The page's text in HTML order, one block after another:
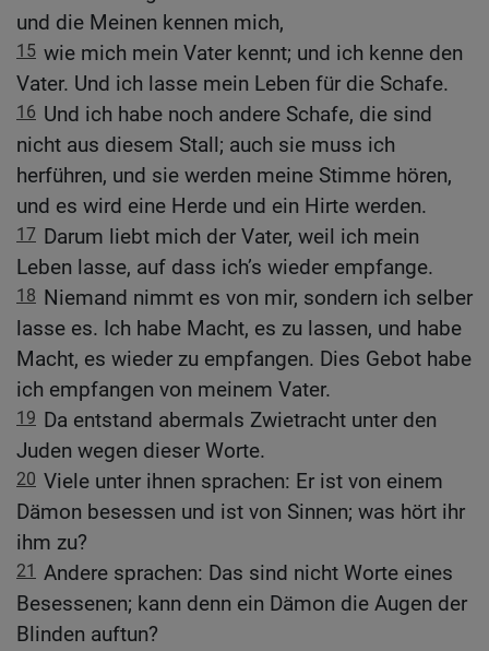
und die Meinen kennen mich,
15 wie mich mein Vater kennt; und ich kenne den
Vater. Und ich lasse mein Leben für die Schafe.
16 Und ich habe noch andere Schafe, die sind
nicht aus diesem Stall; auch sie muss ich
herführen, und sie werden meine Stimme hören,
und es wird eine Herde und ein Hirte werden.
17 Darum liebt mich der Vater, weil ich mein
Leben lasse, auf dass ich’s wieder empfange.
18 Niemand nimmt es von mir, sondern ich selber
lasse es. Ich habe Macht, es zu lassen, und habe
Macht, es wieder zu empfangen. Dies Gebot habe
ich empfangen von meinem Vater.
19 Da entstand abermals Zwietracht unter den
Juden wegen dieser Worte.
20 Viele unter ihnen sprachen: Er ist von einem
Dämon besessen und ist von Sinnen; was hört ihr
ihm zu?
21 Andere sprachen: Das sind nicht Worte eines
Besessenen; kann denn ein Dämon die Augen der
Blinden auftun?